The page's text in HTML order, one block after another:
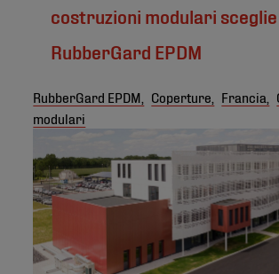
costruzioni modulari sceglie
RubberGard EPDM
RubberGard EPDM, Coperture, Francia,
modulari